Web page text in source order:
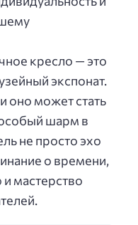
кресло — это
экспонат.
оно может стать
шарм в
не просто эхо
о времени,
мастерство